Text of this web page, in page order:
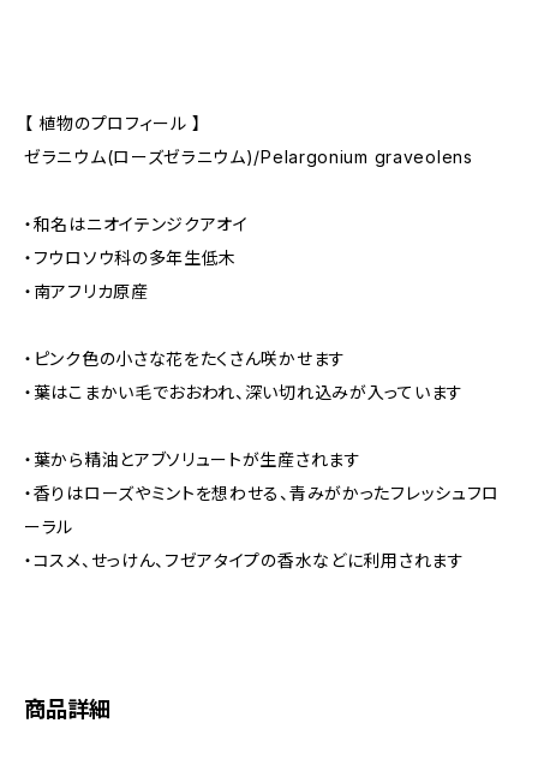
【 植物のプロフィール 】
ゼラニウム(ローズゼラニウム)/Pelargonium graveolens
・和名はニオイテンジクアオイ
・フウロソウ科の多年生低木
・南アフリカ原産
・ピンク色の小さな花をたくさん咲かせます
・葉はこまかい毛でおおわれ、深い切れ込みが入っています
・葉から精油とアブソリュートが生産されます
・香りはローズやミントを想わせる、青みがかったフレッシュフロ
ーラル
・コスメ、せっけん、フゼアタイプの香水などに利用されます
商品詳細